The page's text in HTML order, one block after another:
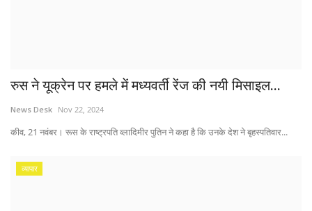
रुस ने यूक्रेन पर हमले में मध्यवर्ती रेंज की नयी मिसाइल...
News Desk Nov 22, 2024
कीव, 21 नवंबर। रूस के राष्ट्रपति व्लादिमीर पुतिन ने कहा है कि उनके देश ने बृहस्पतिवार...
व्यापार